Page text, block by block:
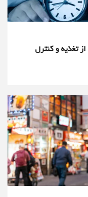
تغذیه و کنترل